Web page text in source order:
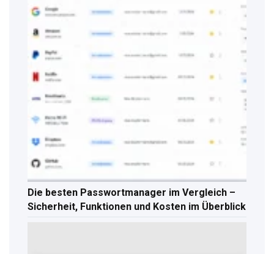
Die besten Passwortmanager im Vergleich –
Sicherheit, Funktionen und Kosten im Überblick